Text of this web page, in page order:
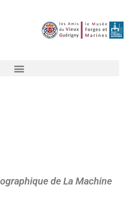
de La Machine